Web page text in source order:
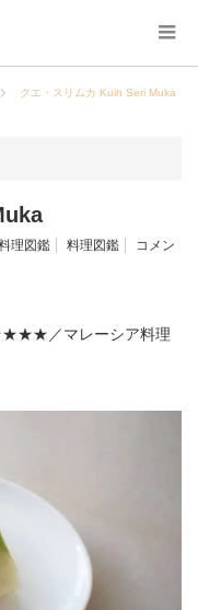
クエ・スリムカ Kuih Seri Muka
理図鑑 料理図鑑
コメン
／マレーシア料理